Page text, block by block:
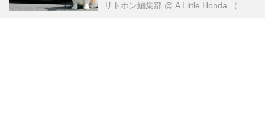
リトホン編集部 @ A Little Honda （ア・リトル・ホンダ）編集部